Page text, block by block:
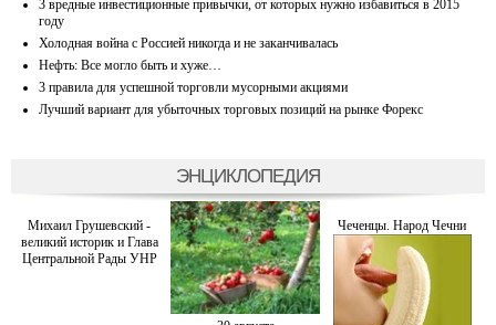
3 вредные инвестиционные привычки, от которых нужно избавиться в 2015
году
Холодная война с Россией никогда и не заканчивалась
Нефть: Все могло быть и хуже…
3 правила для успешной торговли мусорными акциями
Лучший вариант для убыточных торговых позиций на рынке Форекс
ЭНЦИКЛОПЕДИЯ
Михаил Грушевский -
великий историк и Глава
Центральной Рады УНР
Чеченцы. Народ Чечни